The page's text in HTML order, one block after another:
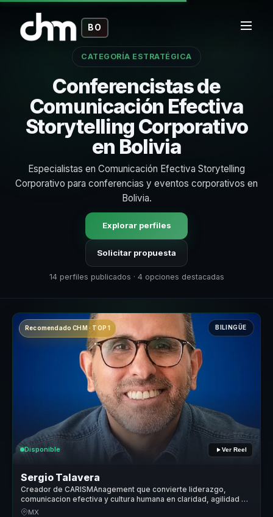
BO
CATEGORÍA ESTRATÉGICA
Conferencistas de
Comunicación Efectiva
Storytelling Corporativo
en Bolivia
Especialistas en Comunicación Efectiva Storytelling
Corporativo para conferencias y eventos corporativos en
Bolivia.
Explorar perfiles
Solicitar propuesta
14 perfiles publicados · 4 opciones destacadas
Recomendado CHM · TOP 1 BILINGÜE
Disponible Ver Reel
Sergio Talavera
Creador de CARISMAnagement que convierte liderazgo,
comunicacion efectiva y cultura humana en claridad, agilidad y
cohesion para equipos.
MX